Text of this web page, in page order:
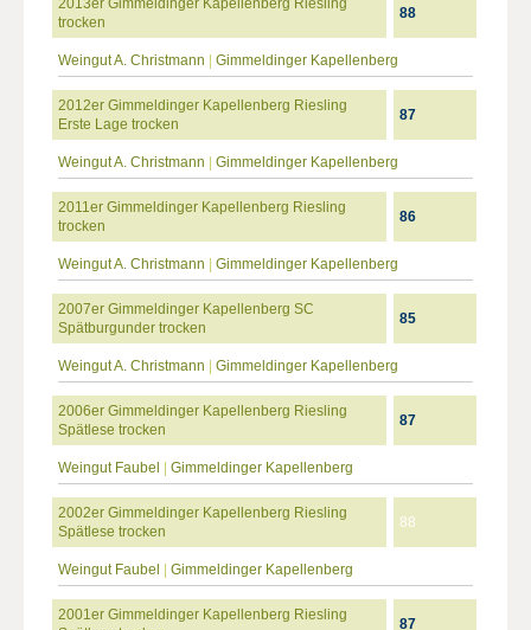
2013er Gimmeldinger Kapellenberg Riesling
trocken
88
Weingut A. Christmann Gimmeldinger Kapellenberg
2012er Gimmeldinger Kapellenberg Riesling
Erste Lage trocken
87
Weingut A. Christmann Gimmeldinger Kapellenberg
2011er Gimmeldinger Kapellenberg Riesling
trocken
86
Weingut A. Christmann Gimmeldinger Kapellenberg
2007er Gimmeldinger Kapellenberg SC
Spätburgunder trocken
85
Weingut A. Christmann Gimmeldinger Kapellenberg
2006er Gimmeldinger Kapellenberg Riesling
Spätlese trocken
87
Weingut Faubel Gimmeldinger Kapellenberg
2002er Gimmeldinger Kapellenberg Riesling
Spätlese trocken
88
Weingut Faubel Gimmeldinger Kapellenberg
2001er Gimmeldinger Kapellenberg Riesling
87